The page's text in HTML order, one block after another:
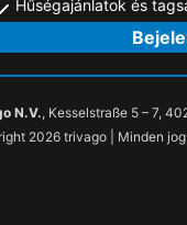
Hűségajánlatok és
N.V., Kesselstraße 5 – 7,
2026 trivago | Minden